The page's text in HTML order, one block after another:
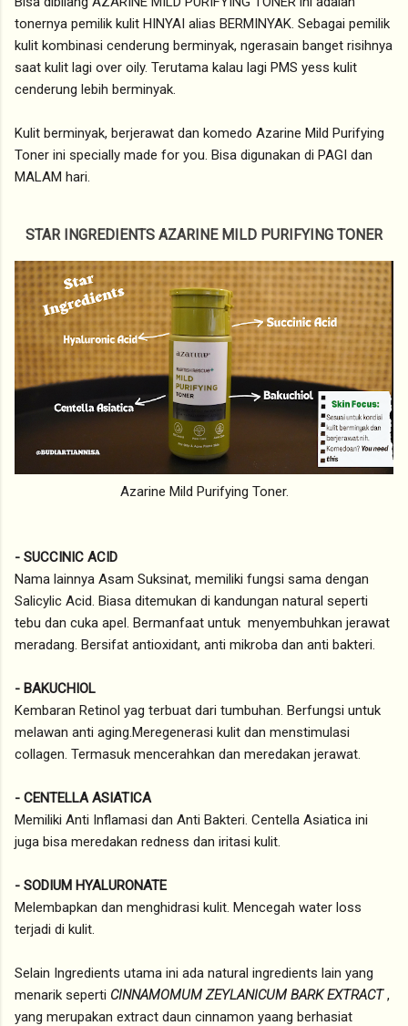
tonernya pemilik kulit HINYAI alias BERMINYAK. Sebagai pemilik
kulit kombinasi cenderung berminyak, ngerasain banget risihnya
saat kulit lagi over oily. Terutama kalau lagi PMS yess kulit
cenderung lebih berminyak.
Kulit berminyak, berjerawat dan komedo Azarine Mild Purifying
Toner ini specially made for you. Bisa digunakan di PAGI dan
MALAM hari.
STAR INGREDIENTS AZARINE MILD PURIFYING TONER
Azarine Mild Purifying Toner.
- SUCCINIC ACID
Nama lainnya Asam Suksinat, memiliki fungsi sama dengan
Salicylic Acid. Biasa ditemukan di kandungan natural seperti
tebu dan cuka apel. Bermanfaat untuk menyembuhkan jerawat
meradang. Bersifat antioxidant, anti mikroba dan anti bakteri.
- BAKUCHIOL
Kembaran Retinol yag terbuat dari tumbuhan. Berfungsi untuk
melawan anti aging.Meregenerasi kulit dan menstimulasi
collagen. Termasuk mencerahkan dan meredakan jerawat.
- CENTELLA ASIATICA
Memiliki Anti Inflamasi dan Anti Bakteri. Centella Asiatica ini
juga bisa meredakan redness dan iritasi kulit.
- SODIUM HYALURONATE
Melembapkan dan menghidrasi kulit. Mencegah water loss
terjadi di kulit.
Selain Ingredients utama ini ada natural ingredients lain yang
menarik seperti CINNAMOMUM ZEYLANICUM BARK EXTRACT,
yang merupakan extract daun cinnamon yaang berhasiat